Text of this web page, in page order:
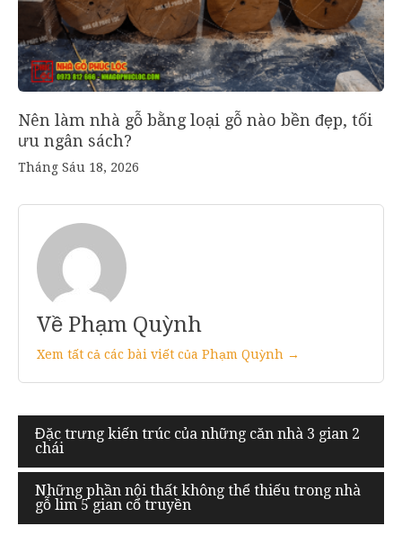
Nên làm nhà gỗ bằng loại gỗ nào bền đẹp, tối
ưu ngân sách?
Tháng Sáu 18, 2026
Về Phạm Quỳnh
Xem tất cả các bài viết của Phạm Quỳnh →
Điều
hướng
bài
viết
Đặc trưng kiến trúc của những căn nhà 3 gian 2
chái
Những phần nội thất không thể thiếu trong nhà
gỗ lim 5 gian cổ truyền